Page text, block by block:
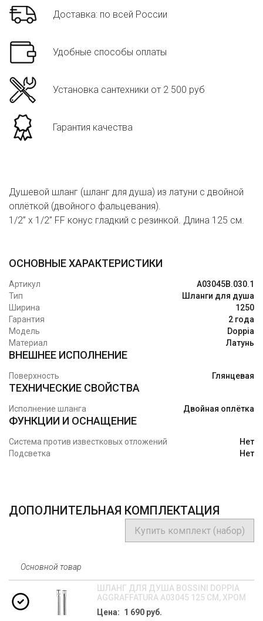
Доставка: по всей России
Удобные способы оплаты
Установка сантехники от 2 500 руб
Гарантия качества
Душевой шланг (шланг для душа) из латуни с двойной
оплёткой (двойного фальцевания).
1/2” x 1/2” FF конус гладкий с резинкой. Длина 125 см.
ОСНОВНЫЕ ХАРАКТЕРИСТИКИ
Артикул
A03045B.030.1
Тип
Шланги для душа
Ширина
1250
Гарантия
2 года
Модель
Doppia
Материал
Латунь
ВНЕШНЕЕ ИСПОЛНЕНИЕ
Поверхность Глянцевая
ТЕХНИЧЕСКИЕ СВОЙСТВА
Исполнение шланга Двойная оплётка
ФУНКЦИИ И ОСНАЩЕНИЕ
Система против известковых отложений
Нет
Подсветка
Нет
ДОПОЛНИТЕЛЬНАЯ КОМПЛЕКТАЦИЯ
Купить комплект (набор)
Основной товар
ШЛАНГ ДЛЯ ДУША BOSSINI DOPPIA
AGGRAFFATURA A03045 125 СМ, ХРОМ
Цена: 1 690 руб.